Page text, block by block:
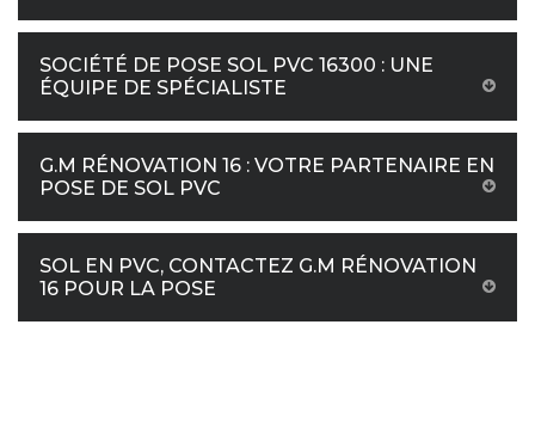
SOCIÉTÉ DE POSE SOL PVC 16300 : UNE
ÉQUIPE DE SPÉCIALISTE
G.M RÉNOVATION 16 : VOTRE PARTENAIRE EN
POSE DE SOL PVC
SOL EN PVC, CONTACTEZ G.M RÉNOVATION
16 POUR LA POSE